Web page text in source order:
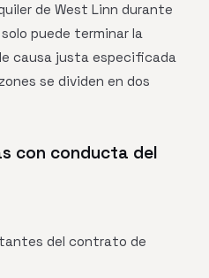
de West Linn durante
puede terminar la
causa justa especificada
se dividen en dos
con conducta del
del contrato de